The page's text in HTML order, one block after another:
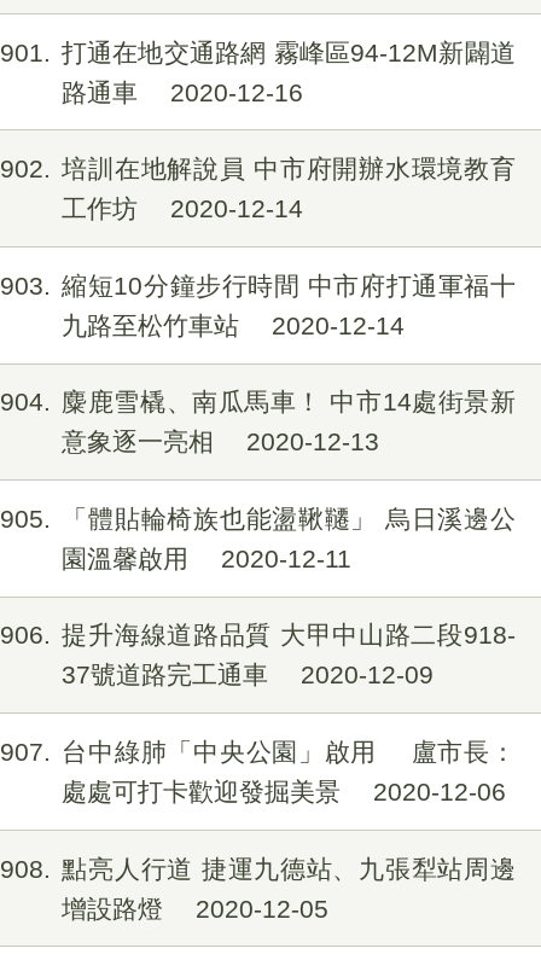
打通在地交通路網 霧峰區94-12M新闢道
路通車
2020-12-16
培訓在地解說員 中市府開辦水環境教育
工作坊
2020-12-14
縮短10分鐘步行時間 中市府打通軍福十
九路至松竹車站
2020-12-14
麋鹿雪橇、南瓜馬車！ 中市14處街景新
意象逐一亮相
2020-12-13
「體貼輪椅族也能盪鞦韆」 烏日溪邊公
園溫馨啟用
2020-12-11
提升海線道路品質 大甲中山路二段918-
37號道路完工通車
2020-12-09
台中綠肺「中央公園」啟用 盧市長：
處處可打卡歡迎發掘美景
2020-12-06
點亮人行道 捷運九德站、九張犁站周邊
增設路燈
2020-12-05